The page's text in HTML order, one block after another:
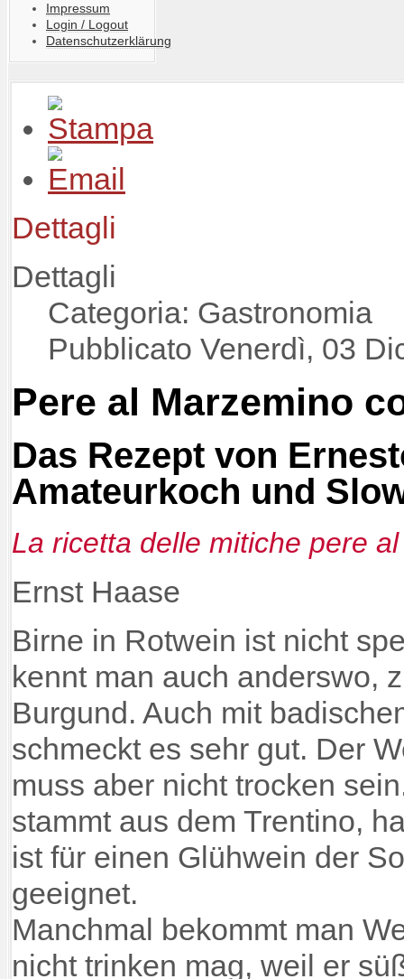
Impressum
Login / Logout
Datenschutzerklärung
Dettagli
Dettagli
Categoria: Gastronomia
Pubblicato Venerdì, 03
Pere al Marzemino
Das Rezept von
Amateurkoch und
La ricetta delle mitiche pere
Ernst Haase
Birne in Rotwein ist nicht
kennt man auch anderswo,
Burgund. Auch mit
schmeckt es sehr gut. Der
muss aber nicht trocken
stammt aus dem Trentino,
ist für einen Glühwein der
geeignet.
Manchmal bekommt man
nicht trinken mag, weil er